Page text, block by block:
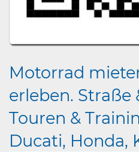
Motorrad
erleben. Straße
Touren &
Ducati, Honda,